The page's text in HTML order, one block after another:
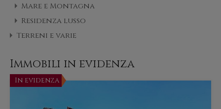
Mare e Montagna
Residenza lusso
Terreni e varie
Immobili in evidenza
In evidenza